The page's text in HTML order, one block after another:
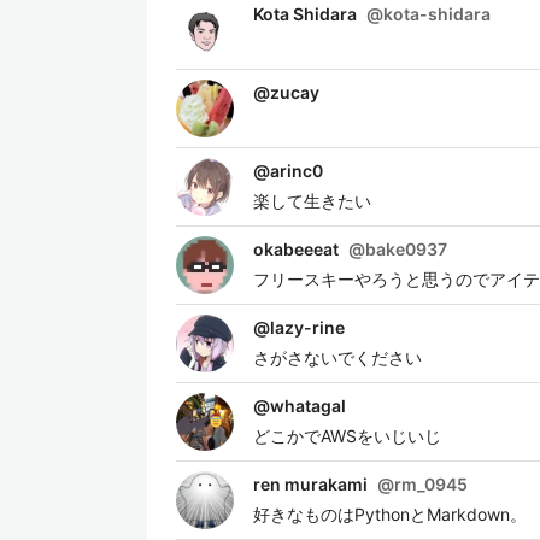
Kota Shidara @kota-shidara
@zucay
@arinc0
楽して生きたい
okabeeeat @bake0937
フリースキーやろうと思うのでアイ
@lazy-rine
さがさないでください
@whatagal
どこかでAWSをいじいじ
ren murakami @rm_0945
好きなものはPythonとMarkdown。